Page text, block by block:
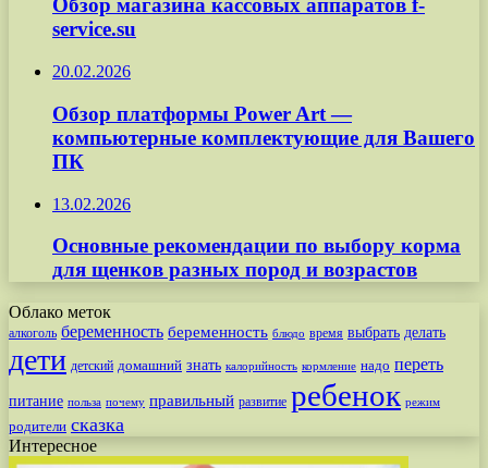
Обзор магазина кассовых аппаратов f-
service.su
20.02.2026
Обзор платформы Power Art —
компьютерные комплектующие для Вашего
ПК
13.02.2026
Основные рекомендации по выбору корма
для щенков разных пород и возрастов
Облако меток
алкоголь беременность беременность блюдо время выбрать делать
дети детский домашний знать калорийность кормление надо переть
питание польза почему правильный развитие ребенок режим
родители сказка
Интересное